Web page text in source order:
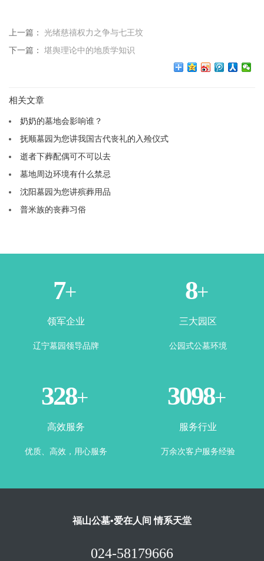
上一篇： 光绪慈禧权力之争与七王坟
下一篇： 堪舆理论中的地质学知识
相关文章
奶奶的墓地会影响谁？
抚顺墓园为您讲我国古代丧礼的入殓仪式
逝者下葬配偶可不可以去
墓地周边环境有什么禁忌
沈阳墓园为您讲殡葬用品
普米族的丧葬习俗
1+
领军企业
辽宁墓园领导品牌
3+
三大园区
公园式公墓环境
365+
高效服务
优质、高效，用心服务
3500+
服务行业
万余次客户服务经验
福山公墓•爱在人间 情系天堂
024-58179666